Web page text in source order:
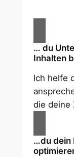
… du
Inhalten
Ich helfe
die deine
…du dein